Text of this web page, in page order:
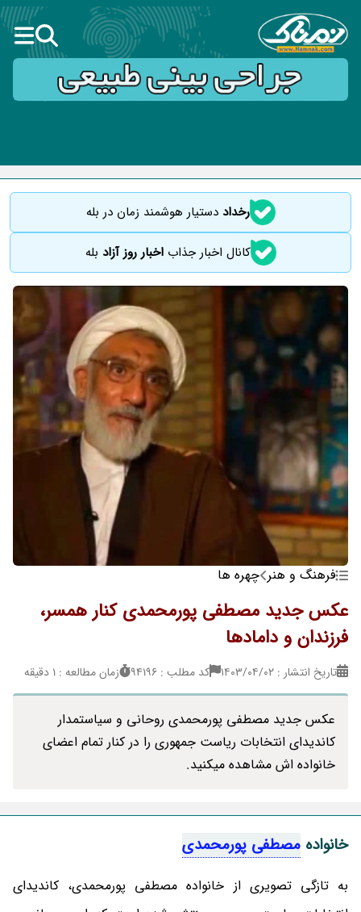
رخداددستیار هوشمند زمان در بله
کانال اخبار جذاباخبار روز آزاد بله
فرهنگ و هنر چهره ها
عکس جدید مصطفی پورمحمدی کنار همسر،
فرزندان و دامادها
تاریخ انتشار : ۱۴۰۳/۰۴/۰۲ کد مطلب : 94196 زمان مطالعه : 1 دقیقه
عکس جدید مصطفی پورمحمدی روحانی و سیاستمدار
کاندیدای انتخابات ریاست جمهوری را در کنار تمام اعضای
خانواده اش مشاهده میکنید.
خانواده مصطفی پورمحمدی
به تازگی تصویری از خانواده مصطفی پورمحمدی، کاندیدای